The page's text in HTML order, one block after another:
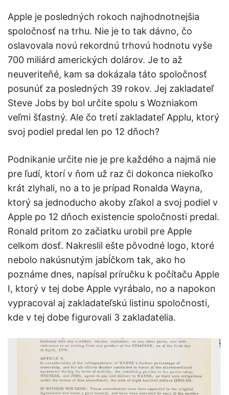
Apple je posledných rokoch najhodnotnejšia
spoločnosť na trhu. Nie je to tak dávno, čo
oslavovala novú rekordnú trhovú hodnotu vyše
700 miliárd amerických dolárov. Je to až
neuveriteňé, kam sa dokázala táto spoločnosť
posunúť za posledných 39 rokov. Jej zakladateľ
Steve Jobs by bol určite spolu s Wozniakom
veľmi šťastný. Ale čo tretí zakladateľ Applu, ktorý
svoj podiel predal len po 12 dňoch?
Podnikanie určite nie je pre každého a najmä nie
pre ľudí, ktorí v ňom už raz či dokonca niekoľko
krát zlyhali, no a to je prípad Ronalda Wayna,
ktorý sa jednoducho akoby zľakol a svoj podiel v
Apple po 12 dňoch existencie spoločnosti predal.
Ronald pritom zo začiatku urobil pre Apple
celkom dosť. Nakreslil ešte pôvodné logo, ktoré
nebolo nakúsnutým jabĺčkom tak, ako ho
poznáme dnes, napísal príručku k počítaču Apple
I, ktorý v tej dobe Apple vyrábalo, no a napokon
vypracoval aj zakladateľskú listinu spoločnosti,
kde v tej dobe figurovali 3 zakladatelia.